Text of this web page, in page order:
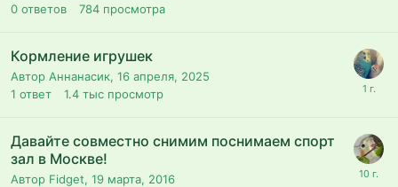
0 ответов 784 просмотра
Кормление игрушек
Автор Аннанасик, 16 апреля, 2025
1 ответ 1.4 тыс просмотр
Давайте совместно снимим поснимаем спорт
зал в Москве!
Автор Fidget, 19 марта, 2016